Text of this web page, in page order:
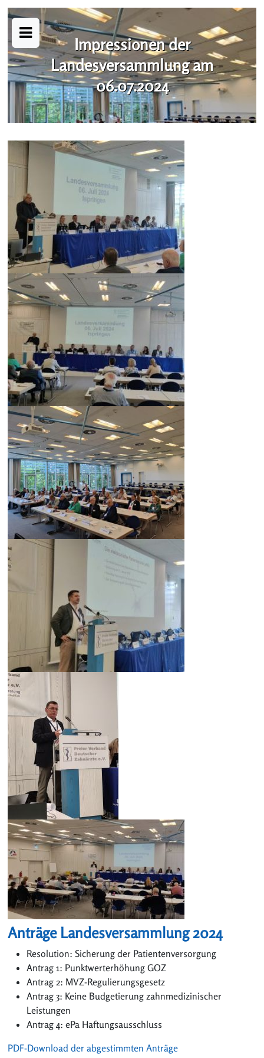
Impressionen der
Landesversammlung am
06.07.2024
Anträge Landesversammlung 2024
Resolution:Sicherung der Patientenversorgung
Antrag 1: Punktwerterhöhung GOZ
Antrag 2: MVZ-Regulierungsgesetz
Antrag 3: Keine Budgetierung zahnmedizinischer
Leistungen
Antrag 4:ePa Haftungsausschluss
PDF-Download der abgestimmten Anträge